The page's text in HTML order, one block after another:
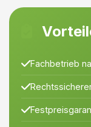
Fachbetrieb